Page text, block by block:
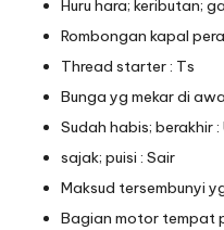
Huru hara; keributan;
Rombongan kapal
Thread starter : Ts
Bunga yg mekar di
Sudah habis; berakhir :
sajak; puisi : Sair
Maksud tersembunyi
Bagian motor tempat